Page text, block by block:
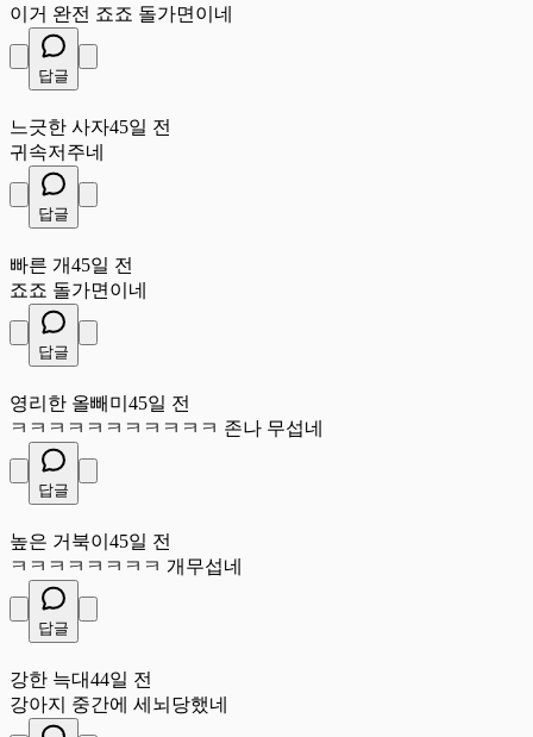
이거 완전 죠죠 돌가면이네
답글
느긋한 사자45일 전
귀속저주네
답글
빠른 개45일 전
죠죠 돌가면이네
답글
영리한 올빼미 45일 전
ㅋㅋㅋㅋㅋㅋㅋㅋㅋㅋㅋ 존나 무섭네
답글
높은 거북이 45일 전
ㅋㅋㅋㅋㅋㅋㅋㅋ 개무섭네
답글
강한 늑대44일 전
강아지 중간에 세뇌당했네